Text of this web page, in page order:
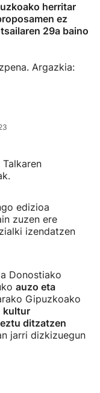
herritar
ez
29a baino
Argazkia:
edizioa
zuzen ere
izendatzen
Donostiako
auzo eta
Gipuzkoako
kultur
ditzatzen
jarri dizkizuegun